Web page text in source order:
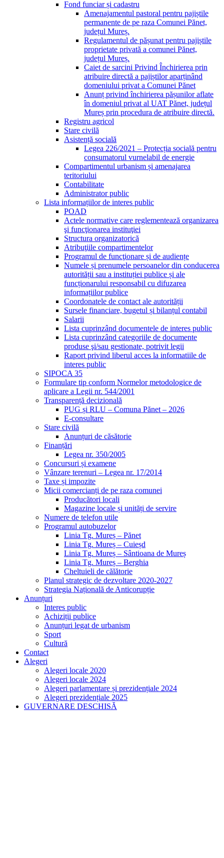
Fond funciar și cadastru
Amenajamentul pastoral pentru pajiștile
permanente de pe raza Comunei Pănet,
județul Mureș.
Regulamentul de pășunat pentru pajiștile
proprietate privată a comunei Pănet,
județul Mureș.
Caiet de sarcini Privind Închirierea prin
atribuire directă a pajiștilor aparținând
domeniului privat a Comunei Pănet
Anunț privind închirierea pășunilor aflate
în domeniul privat al UAT Pănet, județul
Mureș prin procedura de atribuire directă.
Registru agricol
Stare civilă
Asistență socială
Legea 226/2021 – Protecția socială pentru
consumatorul vurnelabil de energie
Compartimentul urbanism și amenajarea
teritoriului
Contabilitate
Administrator public
Lista informațiilor de interes public
POAD
Actele normative care reglementează organizarea
şi funcţionarea instituţiei
Structura organizatorică
Atribuţiile compartimentelor
Programul de funcţionare și de audiențe
Numele și prenumele persoanelor din conducerea
autorității sau a instituției publice și ale
funcționarului responsabil cu difuzarea
informațiilor publice
Coordonatele de contact ale autorității
Sursele financiare, bugetul și bilanțul contabil
Salarii
Lista cuprinzând documentele de interes public
Lista cuprinzând categoriile de documente
produse şi/sau gestionate, potrivit legii
Raport privind liberul acces la informatiile de
interes public
SIPOCA 35
Formulare tip conform Normelor metodologice de
aplicare a Legii nr. 544/2001
Transparență decizională
PUG și RLU – Comuna Pănet – 2026
E-consultare
Stare civilă
Anunțuri de căsătorie
Finanțări
Legea nr. 350/2005
Concursuri și examene
Vânzare terenuri – Legea nr. 17/2014
Taxe și impozite
Micii comercianți de pe raza comunei
Producători locali
Magazine locale și unități de servire
Numere de telefon utile
Programul autobuzelor
Linia Tg. Mureș – Pănet
Linia Tg. Mureș – Cuieșd
Linia Tg. Mureș – Sântioana de Mureș
Linia Tg. Mureș – Berghia
Cheltuieli de călătorie
Planul strategic de dezvoltare 2020-2027
Strategia Națională de Anticorupție
Anunțuri
Interes public
Achiziții publice
Anunțuri legat de urbanism
Sport
Cultură
Contact
Alegeri
Alegeri locale 2020
Alegeri locale 2024
Alegeri parlamentare și prezidențiale 2024
Alegeri prezidențiale 2025
GUVERNARE DESCHISĂ